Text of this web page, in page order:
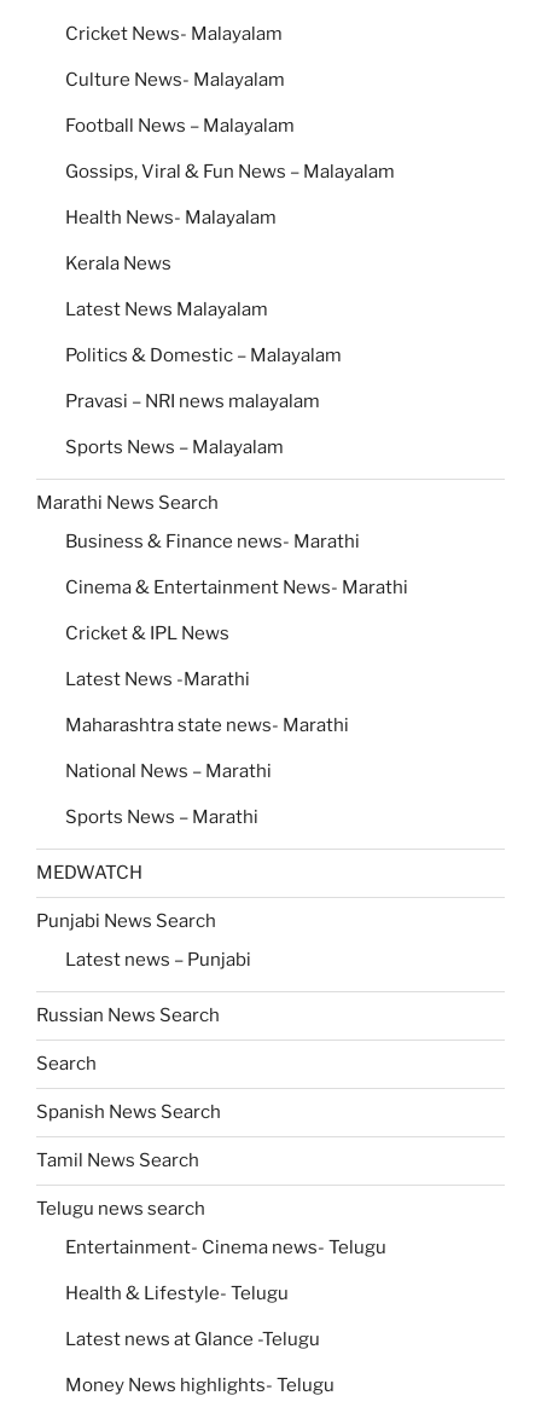
Cricket News- Malayalam
Culture News- Malayalam
Football News – Malayalam
Gossips, Viral & Fun News – Malayalam
Health News- Malayalam
Kerala News
Latest News Malayalam
Politics & Domestic – Malayalam
Pravasi – NRI news malayalam
Sports News – Malayalam
Marathi News Search
Business & Finance news- Marathi
Cinema & Entertainment News- Marathi
Cricket & IPL News
Latest News -Marathi
Maharashtra state news- Marathi
National News – Marathi
Sports News – Marathi
MEDWATCH
Punjabi News Search
Latest news – Punjabi
Russian News Search
Search
Spanish News Search
Tamil News Search
Telugu news search
Entertainment- Cinema news- Telugu
Health & Lifestyle- Telugu
Latest news at Glance -Telugu
Money News highlights- Telugu